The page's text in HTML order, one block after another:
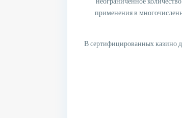
применения в
В сертифицированных казино